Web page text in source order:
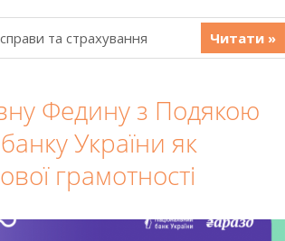
та страхування Читати »
Федину з Подякою
України як
грамотності